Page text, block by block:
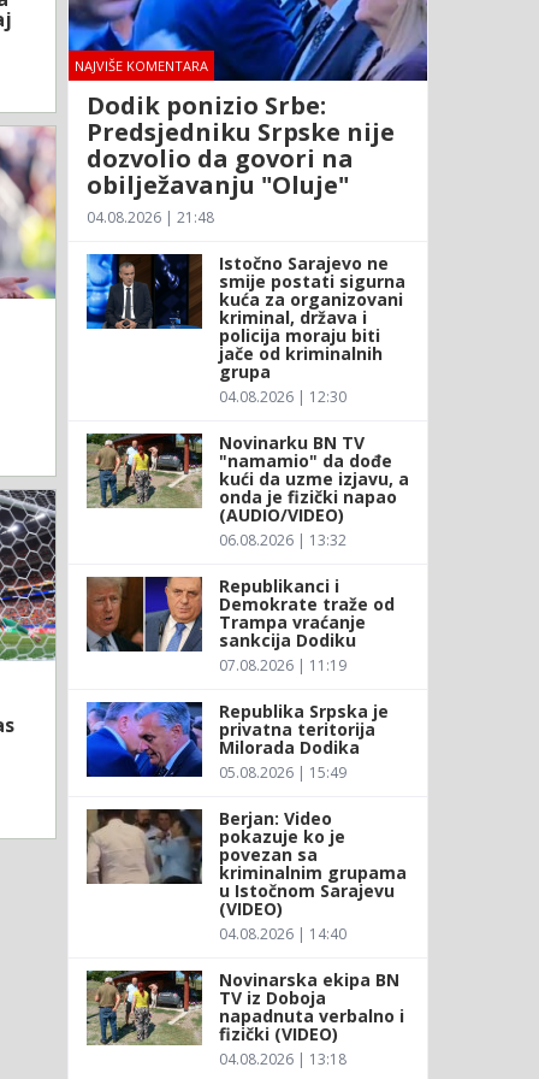
NAJVIŠE KOMENTARA
Dodik ponizio Srbe:
Predsjedniku Srpske nije
dozvolio da govori na
obilježavanju "Oluje"
04.08.2026 | 21:48
Istočno Sarajevo ne
smije postati sigurna
kuća za organizovani
kriminal, država i
policija moraju biti
jače od kriminalnih
grupa
04.08.2026 | 12:30
Novinarku BN TV
"namamio" da dođe
kući da uzme izjavu, a
onda je fizički napao
(AUDIO/VIDEO)
06.08.2026 | 13:32
Republikanci i
Demokrate traže od
Trampa vraćanje
sankcija Dodiku
07.08.2026 | 11:19
Republika Srpska je
privatna teritorija
Milorada Dodika
05.08.2026 | 15:49
Berjan: Video
pokazuje ko je
povezan sa
kriminalnim grupama
u Istočnom Sarajevu
(VIDEO)
04.08.2026 | 14:40
Novinarska ekipa BN
TV iz Doboja
napadnuta verbalno i
fizički (VIDEO)
04.08.2026 | 13:18